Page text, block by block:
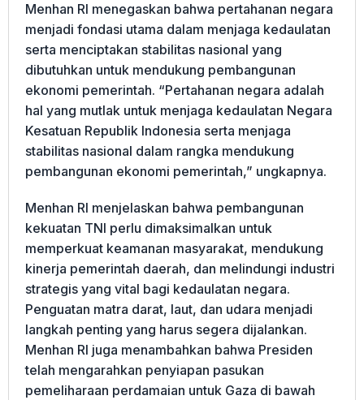
Menhan RI menegaskan bahwa pertahanan negara
menjadi fondasi utama dalam menjaga kedaulatan
serta menciptakan stabilitas nasional yang
dibutuhkan untuk mendukung pembangunan
ekonomi pemerintah. “Pertahanan negara adalah
hal yang mutlak untuk menjaga kedaulatan Negara
Kesatuan Republik Indonesia serta menjaga
stabilitas nasional dalam rangka mendukung
pembangunan ekonomi pemerintah,” ungkapnya.
Menhan RI menjelaskan bahwa pembangunan
kekuatan TNI perlu dimaksimalkan untuk
memperkuat keamanan masyarakat, mendukung
kinerja pemerintah daerah, dan melindungi industri
strategis yang vital bagi kedaulatan negara.
Penguatan matra darat, laut, dan udara menjadi
langkah penting yang harus segera dijalankan.
Menhan RI juga menambahkan bahwa Presiden
telah mengarahkan penyiapan pasukan
pemeliharaan perdamaian untuk Gaza di bawah